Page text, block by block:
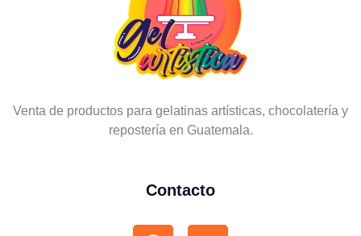
Venta de productos para gelatinas artísticas, chocolatería y
repostería en Guatemala.
Contacto